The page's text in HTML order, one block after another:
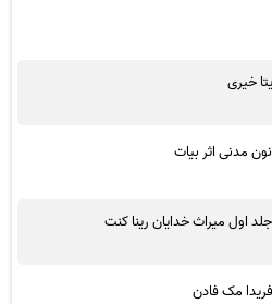
خیری
مدنی اثر بیات
اول میراث خدایان رینا کنت
مک فادن